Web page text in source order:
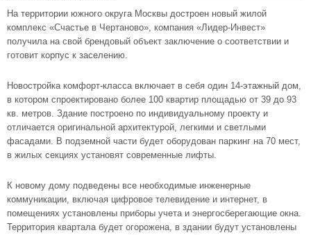
На территории южного округа Москвы достроен новый жилой
комплекс «Счастье в Чертаново», компания «Лидер-Инвест»
получила на свой брендовый объект заключение о соответствии и
готовит корпус к заселению.
Новостройка комфорт-класса включает в себя один 14-этажный дом,
в котором спроектировано более 100 квартир площадью от 39 до 93
кв. метров. Здание построено по индивидуальному проекту и
отличается оригинальной архитектурой, легкими и светлыми
фасадами. В подземной части будет оборудован паркинг на 70 мест,
в жилых секциях установят современные лифты.
К новому дому подведены все необходимые инженерные
коммуникации, включая цифровое телевидение и интернет, в
помещениях установлены приборы учета и энергосберегающие окна.
Территория квартала будет огорожена, в здании будут установлены